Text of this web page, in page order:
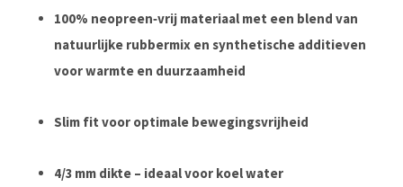
100% neopreen‑vrij materiaal met een blend van
natuurlijke rubbermix en synthetische additieven
voor warmte en duurzaamheid
Slim fit voor optimale bewegingsvrijheid
4/3 mm dikte – ideaal voor koel water